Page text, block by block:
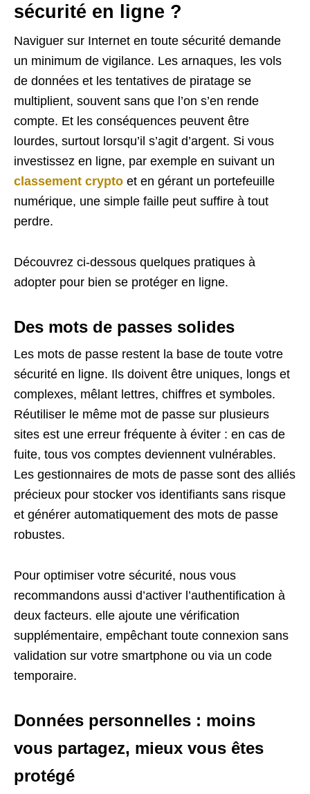
sécurité en ligne ?
Naviguer sur Internet en toute sécurité demande
un minimum de vigilance. Les arnaques, les vols
de données et les tentatives de piratage se
multiplient, souvent sans que l’on s’en rende
compte. Et les conséquences peuvent être
lourdes, surtout lorsqu’il s’agit d’argent. Si vous
investissez en ligne, par exemple en suivant un
classement crypto et en gérant un portefeuille
numérique, une simple faille peut suffire à tout
perdre.
Découvrez ci-dessous quelques pratiques à
adopter pour bien se protéger en ligne.
Des mots de passes solides
Les mots de passe restent la base de toute votre
sécurité en ligne. Ils doivent être uniques, longs et
complexes, mêlant lettres, chiffres et symboles.
Réutiliser le même mot de passe sur plusieurs
sites est une erreur fréquente à éviter : en cas de
fuite, tous vos comptes deviennent vulnérables.
Les gestionnaires de mots de passe sont des alliés
précieux pour stocker vos identifiants sans risque
et générer automatiquement des mots de passe
robustes.
Pour optimiser votre sécurité, nous vous
recommandons aussi d’activer l’authentification à
deux facteurs. elle ajoute une vérification
supplémentaire, empêchant toute connexion sans
validation sur votre smartphone ou via un code
temporaire.
Données personnelles : moins
vous partagez, mieux vous êtes
protégé